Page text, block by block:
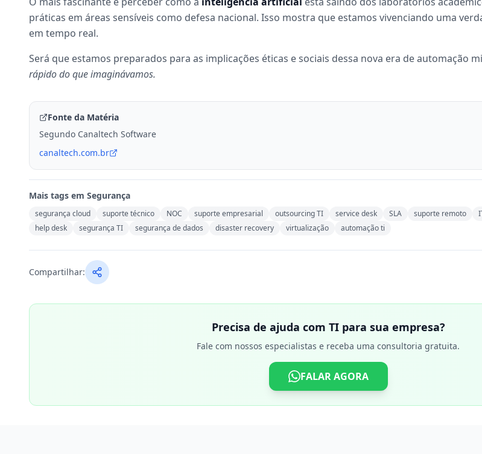
práticas em áreas sensíveis como defesa nacional. Isso mostra que estamos vivenciando uma
em tempo real.
Será que estamos preparados para as implicações éticas e sociais dessa nova era de automação
rápido do que imaginávamos.
Fonte da Matéria
Segundo Canaltech Software
canaltech.com.br
Mais tags em Segurança
segurança cloud suporte técnico NOC suporte empresarial outsourcing TI service desk SLA suporte remoto
help desk
segurança TI segurança de dados disaster recovery virtualização automação ti
Compartilhar:
Precisa de ajuda com TI para sua empresa?
Fale com nossos especialistas e receba uma consultoria gratuita.
FALAR AGORA